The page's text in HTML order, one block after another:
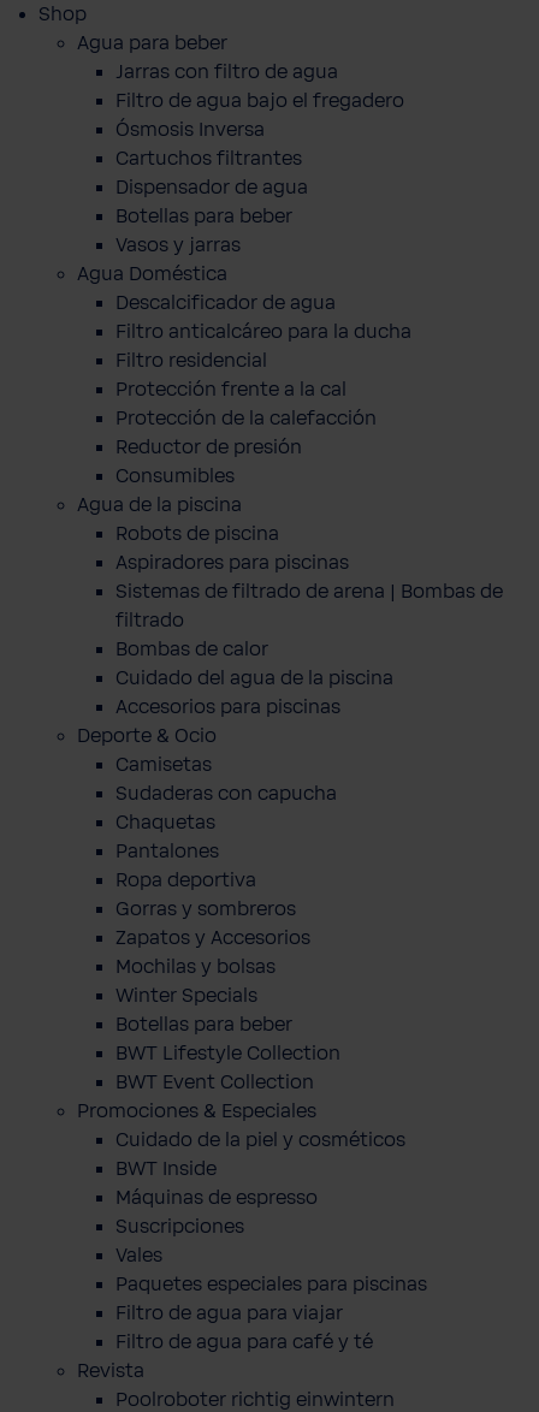
Shop
Agua para beber
Jarras con filtro de agua
Filtro de agua bajo el fregadero
Ósmosis Inversa
Cartuchos filtrantes
Dispensador de agua
Botellas para beber
Vasos y jarras
Agua Doméstica
Descalcificador de agua
Filtro anticalcáreo para la ducha
Filtro residencial
Protección frente a la cal
Protección de la calefacción
Reductor de presión
Consumibles
Agua de la piscina
Robots de piscina
Aspiradores para piscinas
Sistemas de filtrado de arena | Bombas de
filtrado
Bombas de calor
Cuidado del agua de la piscina
Accesorios para piscinas
Deporte & Ocio
Camisetas
Sudaderas con capucha
Chaquetas
Pantalones
Ropa deportiva
Gorras y sombreros
Zapatos y Accesorios
Mochilas y bolsas
Winter Specials
Botellas para beber
BWT Lifestyle Collection
BWT Event Collection
Promociones & Especiales
Cuidado de la piel y cosméticos
BWT Inside
Máquinas de espresso
Suscripciones
Vales
Paquetes especiales para piscinas
Filtro de agua para viajar
Filtro de agua para café y té
Revista
Poolroboter richtig einwintern